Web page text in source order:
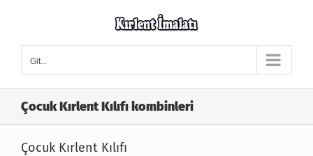
Git...
Çocuk Kırlent Kılıfı kombinleri
Çocuk Kırlent Kılıfı